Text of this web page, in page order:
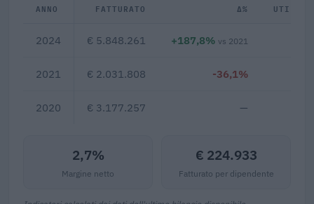
ANNO FATTURATO Δ% UTILE/
2024 € 5.848.261 +187,8% vs 2021
2021 € 2.031.808 -36,1%
2020 € 3.177.257 —
2,7%
Margine netto
€ 224.933
Fatturato per dipendente